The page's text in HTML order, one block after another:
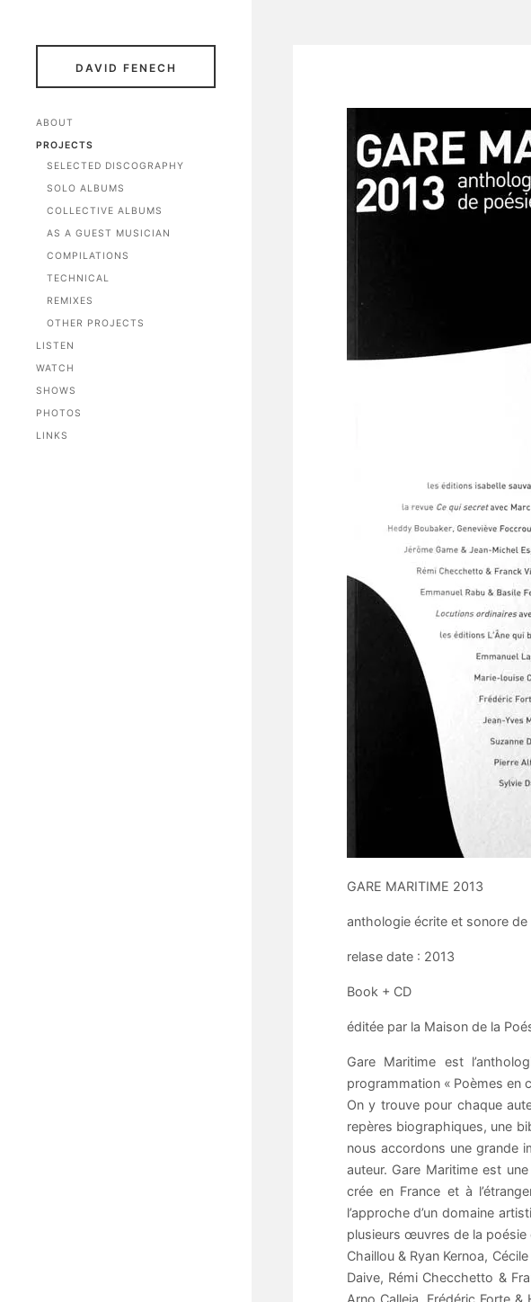
DAVID FENECH
ABOUT
PROJECTS
SELECTED DISCOGRAPHY
SOLO ALBUMS
COLLECTIVE ALBUMS
AS A GUEST MUSICIAN
COMPILATIONS
TECHNICAL
REMIXES
OTHER PROJECTS
LISTEN
WATCH
SHOWS
PHOTOS
LINKS
GARE MARITIME 2013
anthologie écrite et sonore
relase date : 2013
Book + CD
éditée par la Maison de la
Gare Maritime est
programmation « Poèmes en
On y trouve pour chaque
repères biographiques, une
nous accordons une grande
auteur. Gare Maritime est
crée en France et à
l’approche d’un domaine
plusieurs œuvres de la poésie
Chaillou & Ryan Kernoa,
Daive, Rémi Checchetto &
Arno Calleja, Frédéric Forte &